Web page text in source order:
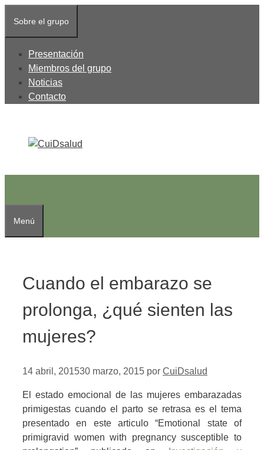
contenido
Sobre el grupo
Presentación
Miembros del grupo
Noticias
Contacto
Menú
Cuando el embarazo se
prolonga, ¿qué sienten las
mujeres?
14 abril, 201530 marzo, 2015 por CuiDsalud
El estado emocional de las mujeres embarazadas
primigestas cuando el parto se retrasa es el tema
presentado en este articulo “Emotional state of
primigravid women with pregnancy susceptible to